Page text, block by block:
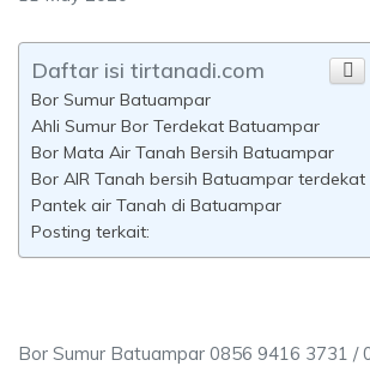
Daftar isi tirtanadi.com
Bor Sumur Batuampar
Ahli Sumur Bor Terdekat Batuampar
Bor Mata Air Tanah Bersih Batuampar
Bor AIR Tanah bersih Batuampar terdekat
Pantek air Tanah di Batuampar
Posting terkait:
Bor Sumur Batuampar 0856 9416 3731 /